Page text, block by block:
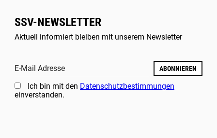
SSV-NEWSLETTER
Aktuell informiert bleiben mit unserem Newsletter
E-Mail Adresse ABONNIEREN
Ich bin mit den Datenschutzbestimmungen
einverstanden.